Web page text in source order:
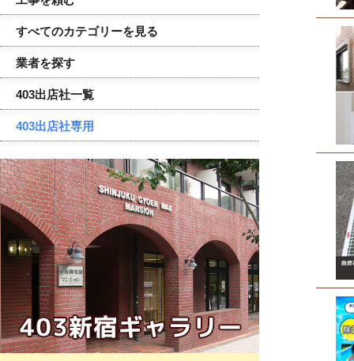
すべてのカテゴリーを見る
業者を探す
403出店社一覧
403出店社専用